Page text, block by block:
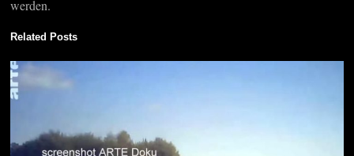
werden.
Related Posts